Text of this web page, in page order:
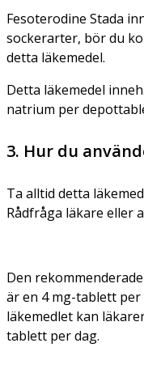
Fesoterodine Stada
sockerarter, bör du
detta läkemedel.
Detta läkemedel
natrium per
3. Hur du
Ta alltid detta
Rådfråga läkare eller
Den
är en 4 mg-tablett per
läkemedlet kan
tablett per dag.